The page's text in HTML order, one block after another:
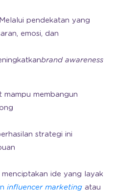
pendekatan yang
emosi, dan
brand awareness
mampu membangun
strategi ini
menciptakan ide yang layak
influencer marketing atau